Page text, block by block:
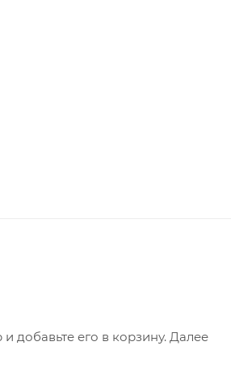
добавьте его в корзину. Далее